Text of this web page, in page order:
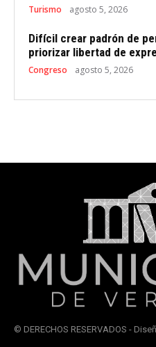
Turismo agosto 5, 2026
Difícil crear padrón de
priorizar libertad de
Congreso agosto 5, 2026
© DERECHOS RESERVADOS -